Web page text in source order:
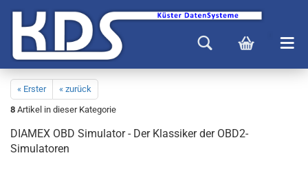
« Erster
« zurück
8 Artikel in dieser Kategorie
DIAMEX OBD Simulator - Der Klassiker der OBD2-
Simulatoren